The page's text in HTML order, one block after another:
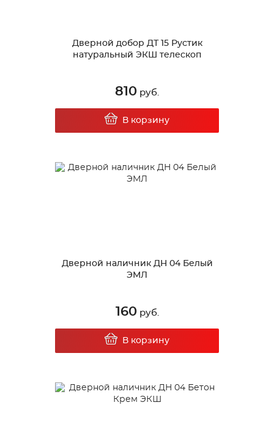
Дверной добор ДТ 15 Рустик
натуральный ЭКШ телескоп
810 руб.
В корзину
Дверной наличник ДН 04 Белый
ЭМЛ
160руб.
В корзину